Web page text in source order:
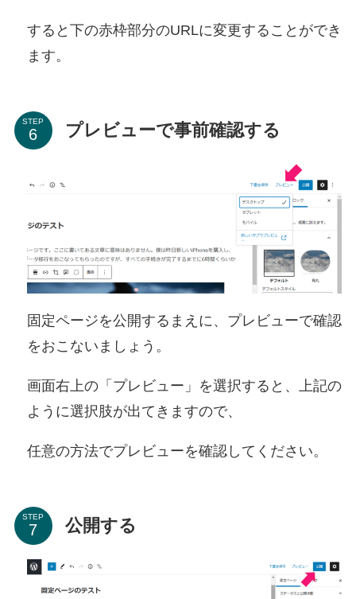
すると下の赤枠部分のURLに変更することができ
ます。
STEP プレビューで事前確認する
固定ページを公開するまえに、プレビューで確認
をおこないましょう。
画面右上の「プレビュー」を選択すると、上記の
ように選択肢が出てきますので、
任意の方法でプレビューを確認してください。
STEP 公開する